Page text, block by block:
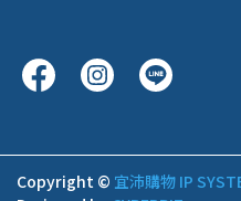
Copyright © 宜沛購物 IP